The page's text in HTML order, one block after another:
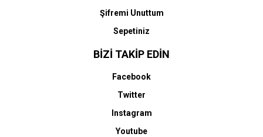
Şifremi Unuttum
Sepetiniz
BİZİ TAKİP EDİN
Facebook
Twitter
Instagram
Youtube